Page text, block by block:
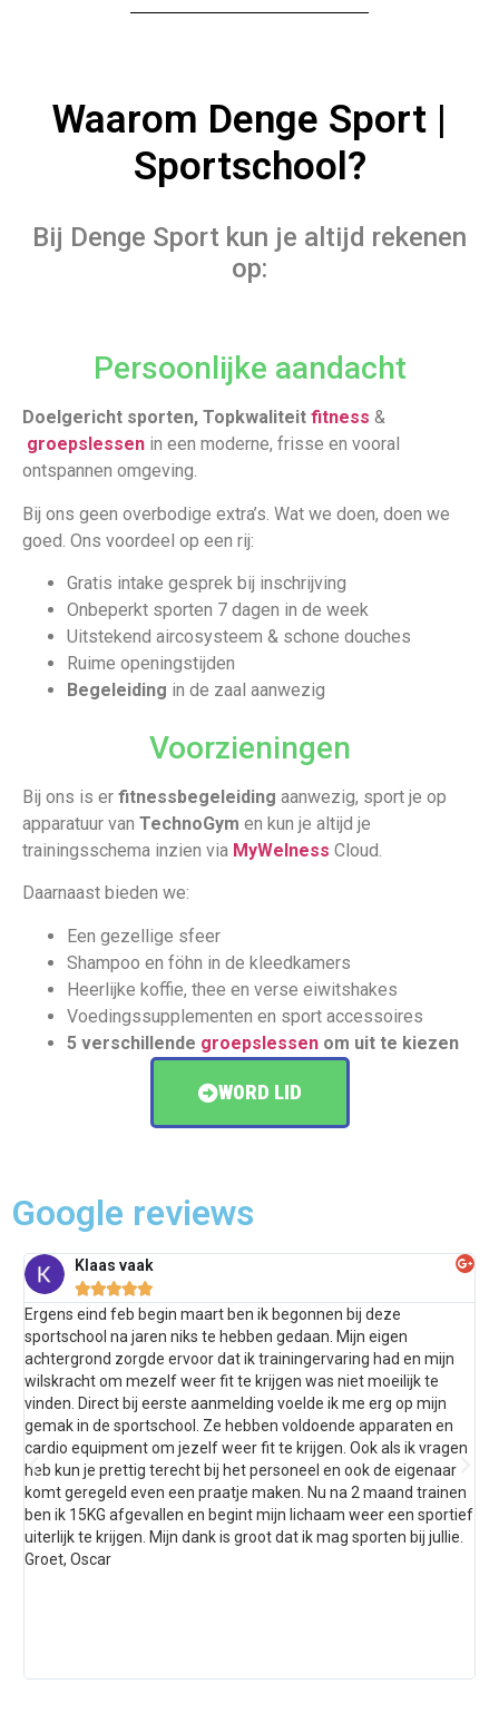
Waarom Denge Sport |
Sportschool?
Bij Denge Sport kun je altijd rekenen
op:
Persoonlijke aandacht
Doelgericht sporten, Topkwaliteit fitness &
groepslessen in een moderne, frisse en vooral
ontspannen omgeving.
Bij ons geen overbodige extra’s. Wat we doen, doen we
goed. Ons voordeel op een rij:
Gratis intake gesprek bij inschrijving
Onbeperkt sporten 7 dagen in de week
Uitstekend aircosysteem & schone douches
Ruime openingstijden
Begeleiding in de zaal aanwezig
Voorzieningen
Bij ons is er fitnessbegeleiding aanwezig, sport je op
apparatuur van TechnoGym en kun je altijd je
trainingsschema inzien via MyWelness Cloud.
Daarnaast bieden we:
Een gezellige sfeer
Shampoo en föhn in de kleedkamers
Heerlijke koffie, thee en verse eiwitshakes
Voedingssupplementen en sport accessoires
5 verschillende groepslessen om uit te kiezen
WORD LID
Google reviews
Klaas vaak

Ergens eind feb begin maart ben ik begonnen bij deze
sportschool na jaren niks te hebben gedaan. Mijn eigen
achtergrond zorgde ervoor dat ik trainingervaring had en mijn
wilskracht om mezelf weer fit te krijgen was niet moeilijk te
vinden. Direct bij eerste aanmelding voelde ik me erg op mijn
gemak in de sportschool. Ze hebben voldoende apparaten en
cardio equipment om jezelf weer fit te krijgen. Ook als ik vragen
heb kun je prettig terecht bij het personeel en ook de eigenaar
komt geregeld even een praatje maken. Nu na 2 maand trainen
ben ik 15KG afgevallen en begint mijn lichaam weer een sportief
uiterlijk te krijgen. Mijn dank is groot dat ik mag sporten bij jullie.
Groet, Oscar